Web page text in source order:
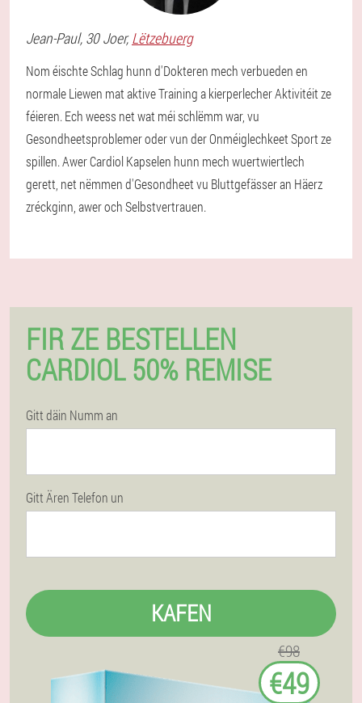
Jean-Paul, 30 Joer,Lëtzebuerg
Nom éischte Schlag hunn d'Dokteren mech verbueden en
normale Liewen mat aktive Training a kierperlecher Aktivitéit ze
féieren. Ech weess net wat méi schlëmm war, vu
Gesondheetsproblemer oder vun der Onméiglechkeet Sport ze
spillen. Awer Cardiol Kapselen hunn mech wuertwiertlech
gerett, net nëmmen d'Gesondheet vu Bluttgefässer an Häerz
zréckginn, awer och Selbstvertrauen.
FIR ZE BESTELLEN
CARDIOL 50% REMISE
Gitt däin Numm an
Gitt Ären Telefon un
KAFEN
€98
€49